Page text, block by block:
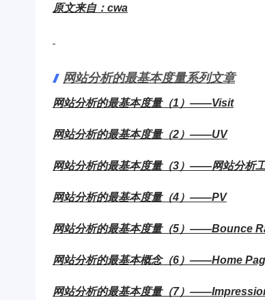
原文来自： cwa
网站分析的最基本度量系列文章
网站分析的最基本度量（1）——Visit
网站分析的最基本度量（2）——UV
网站分析的最基本度量（3）——网站分析
网站分析的最基本度量（4）——PV
网站分析的最基本度量（5）——Bounce
网站分析的最基本概念（6）——Home
网站分析的最基本度量（7）